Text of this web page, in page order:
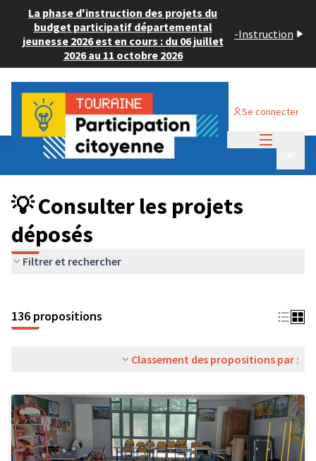
La phase d'instruction des projets du
budget participatif départemental
jeunesse 2026 est en cours : du 06 juillet
2026 au 11 octobre 2026
-Instruction
Se connecter
Budget Participatif JEUNESSE 2024
💡 Consulter les projets déposés
💡 Consulter les projets
déposés
Filtrer et rechercher
136 propositions
Classement des propositions par :